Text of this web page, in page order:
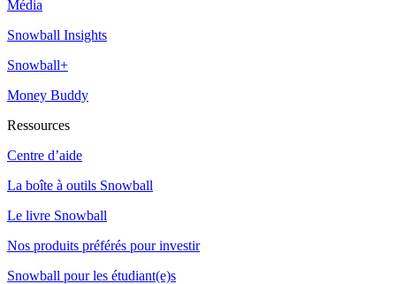
Média
Snowball Insights
Snowball+
Money Buddy
Ressources
Centre d’aide
La boîte à outils Snowball
Le livre Snowball
Nos produits préférés pour investir
Snowball pour les étudiant(e)s